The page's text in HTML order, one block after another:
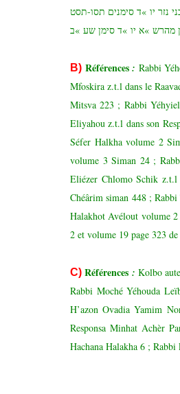
נזר יו »ד סימנים תסו-תסט
מהרש »א יו »ד סימן שע »ב
B) Références: Rabbi
Mfoskira z.t.l dans le
Mitsva 223 ; Rabbi
Eliyahou z.t.l dans son
Séfer Halkha volume 2
volume 3 Siman 24 ;
Eliézer Chlomo Schik z.t.l
Chéârim siman 448 ;
Halakhot Avélout volume
2 et volume 19 page 323
C)Références : Kolbo
Rabbi Moché Yéhouda
H’azon Ovadia Yamim
Responsa Minhat Achèr
Hachana Halakha 6 ;